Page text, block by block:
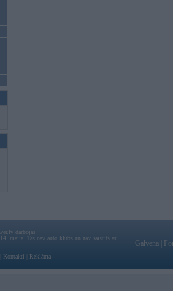
darbojas
maija. Tas nav auto klubs un nav saistīts ar
Kontakti Reklāma
Galvena